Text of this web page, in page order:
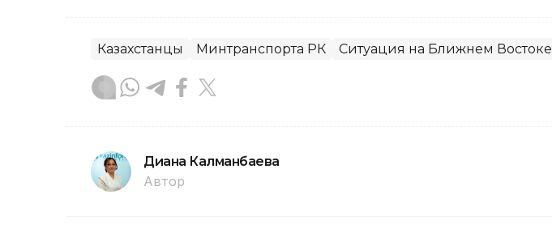
Казахстанцы Минтранспорта РК Ситуация на Ближнем Востоке
Диана Калманбаева
Автор